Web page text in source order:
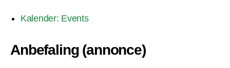
Kalender: Events
Anbefaling (annonce)